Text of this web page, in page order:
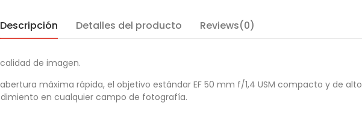
Descripción Detalles del producto Reviews(0)
de imagen.
máxima rápida, el objetivo estándar EF 50 mm f/1,4 USM compacto y de alto
en cualquier campo de fotografía.